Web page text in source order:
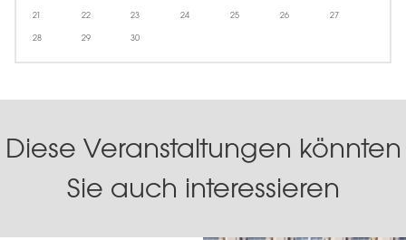
21 22 23 24 25 26 27
28 29 30
Diese Veranstaltungen könnten
Sie auch interessieren